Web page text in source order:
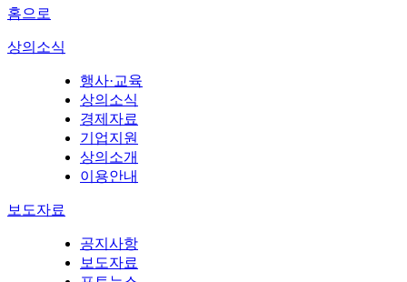
홈으로
상의소식
행사·교육
상의소식
경제자료
기업지원
상의소개
이용안내
보도자료
공지사항
보도자료